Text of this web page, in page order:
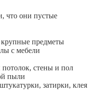
что они пустые
предметы
с мебели
стены и пол
пыли
затирки, клея